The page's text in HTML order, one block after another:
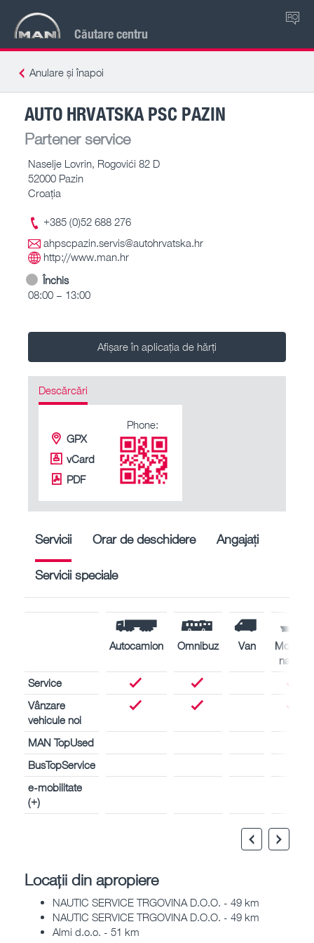
Căutare centru
RO
Anulare și înapoi
AUTO HRVATSKA PSC PAZIN
Partener service
Naselje Lovrin, Rogovići 82 D
52000 Pazin
Croaţia
+385 (0)52 688 276
ahpscpazin.servis@autohrvatska.hr
http://www.man.hr
Închis
08:00 – 13:00
Afișare în aplicația de hărți
Descărcări
GPX
vCard
PDF
Phone:
Servicii Orar de deschidere Angajați
Servicii speciale
Autocamion Omnibuz Van
Motoare
navale
Service
Vânzare
vehicule noi
MAN TopUsed
BusTopService
e-mobilitate
(+)
Locații din apropiere
NAUTIC SERVICE TRGOVINA D.O.O. - 49 km
NAUTIC SERVICE TRGOVINA D.O.O. - 49 km
Almi d.o.o. - 51 km